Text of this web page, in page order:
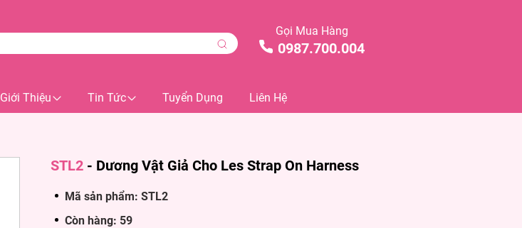
Gọi Mua Hàng
0987.700.004
Giới Thiệu Tin Tức Tuyển Dụng Liên Hệ
STL2 - Dương Vật Giả Cho Les Strap On Harness
Mã sản phẩm: STL2
Còn hàng: 59